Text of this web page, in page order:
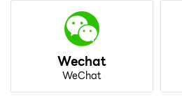
Wechat
WeChat